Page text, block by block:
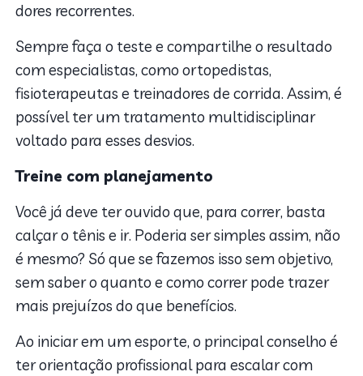
dores recorrentes.
Sempre faça o teste e compartilhe o resultado
com especialistas, como ortopedistas,
fisioterapeutas e treinadores de corrida. Assim, é
possível ter um tratamento multidisciplinar
voltado para esses desvios.
Treine com planejamento
Você já deve ter ouvido que, para correr, basta
calçar o tênis e ir. Poderia ser simples assim, não
é mesmo? Só que se fazemos isso sem objetivo,
sem saber o quanto e como correr pode trazer
mais prejuízos do que benefícios.
Ao iniciar em um esporte, o principal conselho é
ter orientação profissional para escalar com